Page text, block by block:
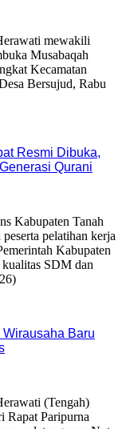
Resmi Dibuka,
Qurani
Baru